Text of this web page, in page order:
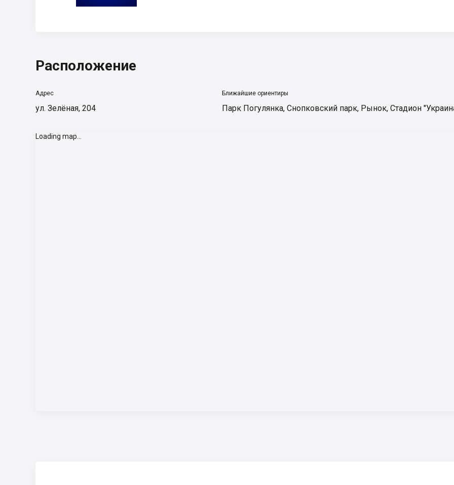
Расположение
Адрес
ул. Зелёная, 204
Ближайшие ориентиры
Парк Погулянка, Снопковский парк, Рынок, Стадион
Loading map...